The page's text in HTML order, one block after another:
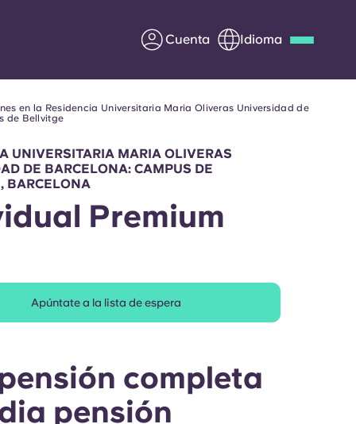
Cuenta Idioma
Colabora con Yugo
padres
Ponte en contacto con
Deutsch
en la Residencia Universitaria Maria Oliveras Universidad de
de Bellvitge
UNIVERSITARIA MARIA OLIVERAS
DE BARCELONA: CAMPUS DE
BARCELONA
Premium
Apúntate a la lista de espera
completa
pensión